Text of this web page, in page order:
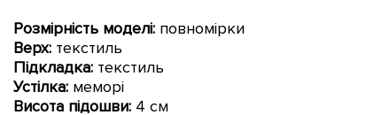
Розмірність моделі: повномірки
Верх: текстиль
Підкладка: текстиль
Устілка: меморі
Висота підошви: 4 см